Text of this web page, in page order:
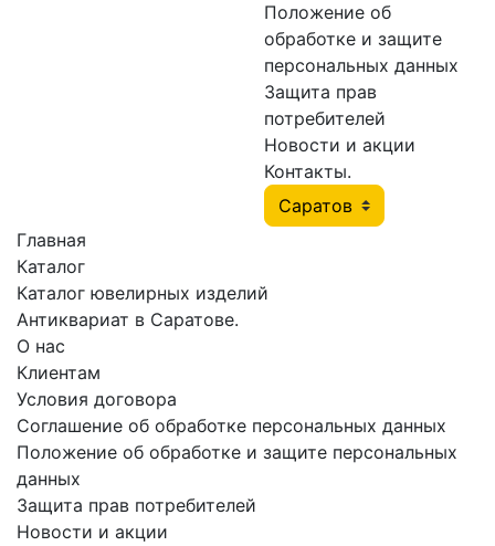
Положение об
обработке и защите
персональных данных
Защита прав
потребителей
Новости и акции
Контакты.
Главная
Каталог
Каталог ювелирных изделий
Антиквариат в Саратове.
О нас
Клиентам
Условия договора
Соглашение об обработке персональных данных
Положение об обработке и защите персональных
данных
Защита прав потребителей
Новости и акции